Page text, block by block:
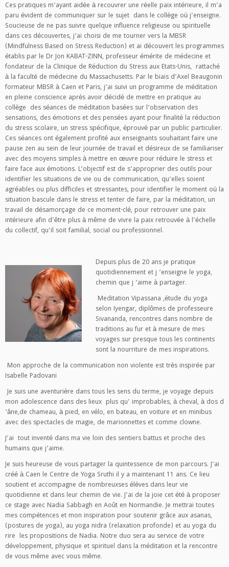
Ces pratiques m’ayant aidée à recouvrer une réelle paix intérieure, il m’a
paru évident de communiquer sur le sujet dans le collège où j’enseigne.
Soucieuse de ne pas suivre quelque influence religieuse ou spirituelle
dans ces découvertes, j’ai choisi de me tourner vers la MBSR
(Mindfulness Based on Stress Reduction) et ai découvert les programmes
établis par le Dr Jon KABAT-ZINN, professeur émérite de médecine et
fondateur de la Clinique de Réduction du Stress aux Etats-Unis, rattaché
à la faculté de médecine du Massachusetts. Par le biais d’Axel Beaugonin
formateur MBSR à Caen et Paris, j’ai suivi un programme de méditation
en pleine conscience après avoir décidé de mettre en pratique au
collège des séances de méditation basées sur l’observation des
sensations, des émotions et des pensées ayant pour finalité la réduction
du stress scolaire, un stress spécifique, éprouvé par un public particulier.
Ces séances ont également profité aux enseignants souhaitant faire une
pause zen au sein de leur journée de travail et désireux de se familiariser
avec des moyens simples à mettre en œuvre pour réduire le stress et
faire face aux émotions. L’objectif est de s’approprier des outils pour
identifier les situations de vie ou de communication, qu’elles soient
agréables ou plus difficiles et stressantes, pour identifier le moment où la
situation bascule dans le stress et tenter de faire, par la méditation, un
travail de désamorçage de ce moment-clé, pour retrouver une paix
intérieure afin d’être plus à même de vivre la paix retrouvée à l’échelle
du collectif, qu’il soit familial, social ou professionnel.
Depuis plus de 20 ans je pratique
quotidiennement et j ‘enseigne le yoga,
chemin que j ‘aime à partager.
Meditation Vipassana ,étude du yoga
selon Iyengar, diplômes de professeure
Sivananda, rencontres dans nombre de
traditions au fur et à mesure de mes
voyages sur presque tous les continents
sont la nourriture de mes inspirations.
Mon approche de la communication non violente est très inspirée par
Isabelle Padovani
Je suis une aventurière dans tous les sens du terme, je voyage depuis
mon adolescence dans des lieux plus qu’ improbables, à cheval, à dos d
‘âne,de chameau, à pied, en vélo, en bateau, en voiture et en minibus
avec des spectacles de magie, de marionnettes et comme clowne.
J’ai tout inventé dans ma vie loin des sentiers battus et proche des
humains que j’aime.
Je suis heureuse de vous partager la quintessence de mon parcours. J’ai
créé à Caen le Centre de Yoga Sruthi il y a maintenant 11 ans. Ce lieu
soutient et accompagne de nombreuxses élèves dans leur vie
quotidienne et dans leur chemin de vie. J’ai de la joie cet été à proposer
ce stage avec Nadia Sabbagh en Août en Normandie. Je mettrai toutes
mes compétences et mon inspiration pour soutenir grâce aux asanas,
(postures de yoga), au yoga nidra (relaxation profonde) et au yoga du
rire les propositions de Nadia. Notre duo sera au service de votre
développement, physique et spirituel dans la méditation et la rencontre
de vous même avec vous même.